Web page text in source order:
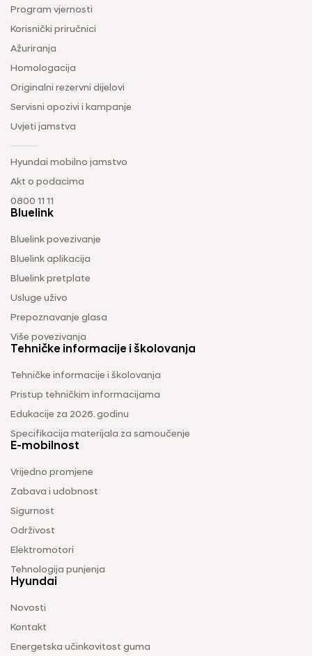
Program vjernosti
Korisnički priručnici
Ažuriranja
Homologacija
Originalni rezervni dijelovi
Servisni opozivi i kampanje
Uvjeti jamstva
Hyundai mobilno jamstvo
Akt o podacima
0800 11 11
Bluelink
Bluelink povezivanje
Bluelink aplikacija
Bluelink pretplate
Usluge uživo
Prepoznavanje glasa
Više povezivanja
Tehničke informacije i školovanja
Tehničke informacije i školovanja
Pristup tehničkim informacijama
Edukacije za 2026. godinu
Specifikacija materijala za samoučenje
E-mobilnost
Vrijedno promjene
Zabava i udobnost
Sigurnost
Održivost
Elektromotori
Tehnologija punjenja
Hyundai
Novosti
Kontakt
Energetska učinkovitost guma